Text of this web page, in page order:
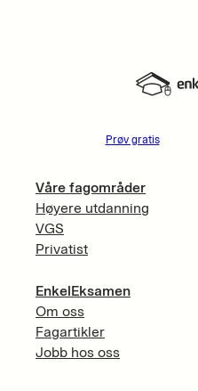
Prøv gratis
Våre fagområder
Høyere utdanning
VGS
Privatist
EnkelEksamen
Om oss
Fagartikler
Jobb hos oss